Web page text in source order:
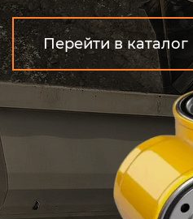
Перейти в каталог